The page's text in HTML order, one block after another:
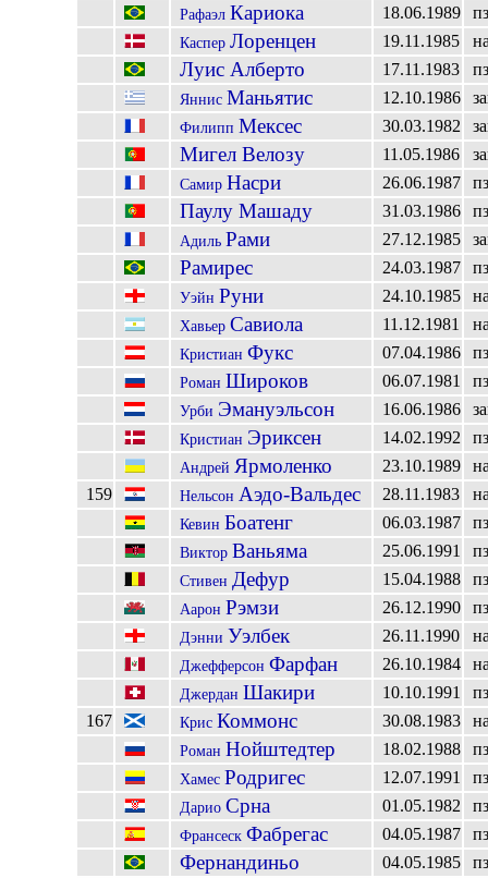
Рафаэл Кариока 18.06.1989 пз
Каспер Лоренцен 19.11.1985
Луис Алберто 17.11.1983 пз
Яннис Маньятис 12.10.1986
Филипп Мексес 30.03.1982
Мигел Велозу 11.05.1986
Самир Насри 26.06.1987 пз
Паулу Машаду 31.03.1986 пз
Адиль Рами 27.12.1985
Рамирес 24.03.1987 пз
Уэйн Руни 24.10.1985
Хавьер Савиола 11.12.1981
Кристиан Фукс 07.04.1986 пз
Роман Широков 06.07.1981 пз
Урби Эмануэльсон 16.06.1986
Кристиан Эриксен 14.02.1992 пз
Андрей Ярмоленко 23.10.1989
159
Нельсон Аэдо-Вальдес 28.11.1983
Кевин Боатенг 06.03.1987 пз
Виктор Ваньяма 25.06.1991 пз
Стивен Дефур 15.04.1988 пз
Аарон Рэмзи 26.12.1990 пз
Дэнни Уэлбек 26.11.1990
Джефферсон Фарфан 26.10.1984
Джердан Шакири 10.10.1991
пз
167
Крис Коммонс 30.08.1983
Роман Нойштедтер 18.02.1988 пз
Хамес Родригес 12.07.1991 пз
Дарио Срна 01.05.1982 пз
Франсеск Фабрегас 04.05.1987 пз
Фернандиньо 04.05.1985
пз